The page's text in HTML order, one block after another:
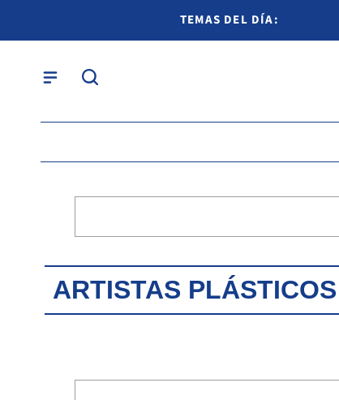
TEMAS DEL DÍA:
ARTISTAS PLÁSTICOS